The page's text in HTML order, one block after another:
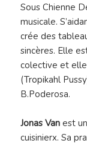
Sous Chienne
musicale.
crée des
sincères. Elle
colective et
(Tropikahl
B.Poderosa.
Jonas Van est
cuisinierx. Sa